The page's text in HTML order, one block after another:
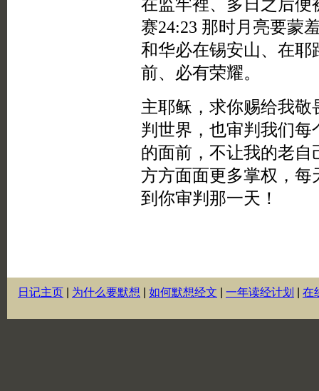
日记主页 为什么要默想 如何默想经文 一年读经计划 在